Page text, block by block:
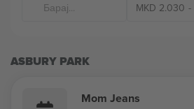
MKD 2.030 -
ASBURY PARK
Mom Jeans